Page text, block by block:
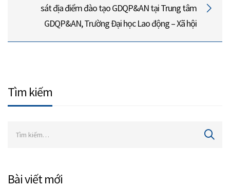
sát địa điểm đào tạo GDQP&AN tại Trung tâm
GDQP&AN, Trường Đại học Lao động – Xã hội
Tìm kiếm
Bài viết mới